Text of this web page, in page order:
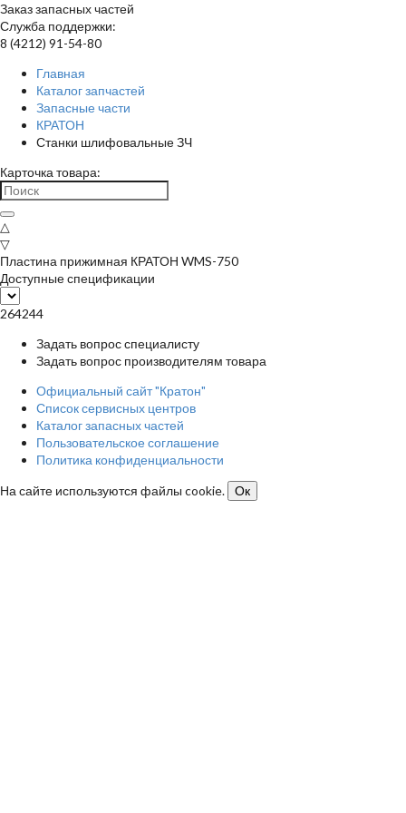
Заказ запасных частей
Служба поддержки:
8 (4212) 91-54-80
Главная
Каталог запчастей
Запасные части
КРАТОН
Станки шлифовальные ЗЧ
Карточка товара:
△
▽
Пластина прижимная КРАТОН WMS-750
Доступные спецификации
264244
Задать вопрос специалисту
Задать вопрос производителям товара
Официальный сайт "Кратон"
Список сервисных центров
Каталог запасных частей
Пользовательское соглашение
Политика конфиденциальности
На сайте используются файлы cookie.
Ок